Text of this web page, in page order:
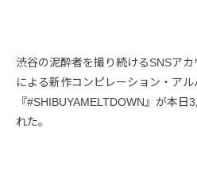
渋谷の泥酔者を撮り続けるSNSアカ
による新作コンピレーション・アル
『#SHIBUYAMELTDOWN』が本
れた。